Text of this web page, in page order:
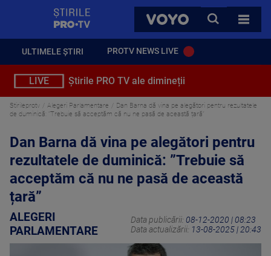
VOYO
CAUTA
TOATE
ULTIMELE ȘTIRI PROTV NEWS LIVE
LIVE Știrile PRO TV ale dimineții
Stirileprotv Alegeri Parlamentare
Dan Barna dă vina pe alegători pentru rezultatele
de duminică: ”Trebuie să acceptăm că nu ne pasă de această țară”
Dan Barna dă vina pe alegători pentru
rezultatele de duminică: ”Trebuie să
acceptăm că nu ne pasă de această
țară”
ALEGERI
PARLAMENTARE
Data publicării: 08-12-2020 | 08:23
Data actualizării: 13-08-2025 | 20:43